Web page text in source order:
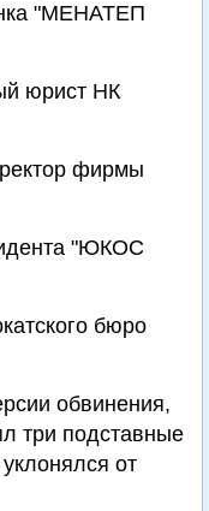
"МЕНАТЕП
юрист НК
фирмы
"ЮКОС
бюро
обвинения,
три подставные
от